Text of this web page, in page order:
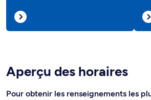
Aperçu des horaires
Pour obtenir les renseignements les